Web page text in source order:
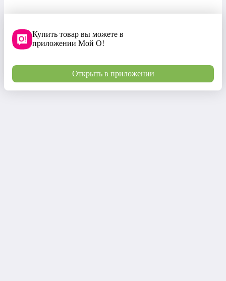
Купить товар вы можете в
приложении Мой О!
Открыть в приложении